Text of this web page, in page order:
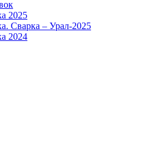
2025
Сварка – Урал-2025
2024